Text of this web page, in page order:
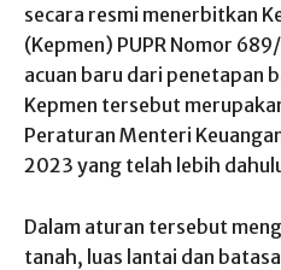
secara resmi menerbitkan
(Kepmen) PUPR Nomor
acuan baru dari penetapan
Kepmen tersebut
Peraturan Menteri
2023 yang telah lebih
Dalam aturan tersebut
tanah, luas lantai dan